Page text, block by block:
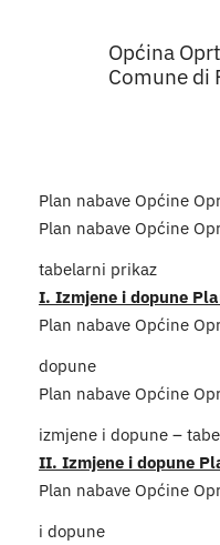
Općina
Comune di
Plan nabave Općine
Plan nabave Općine
tabelarni prikaz
I. Izmjene i dopune
Plan nabave Općine
dopune
Plan nabave Općine
izmjene i dopune –
II. Izmjene i dopune
Plan nabave Općine
i dopune